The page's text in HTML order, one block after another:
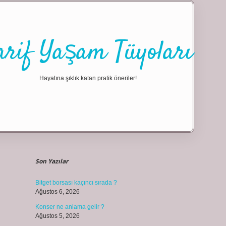
Yaşam Tüyoları
Hayatına şıklık katan pratik öneriler!
Son Yazılar
Bitget borsası kaçıncı sırada ?
Ağustos 6, 2026
Konser ne anlama gelir ?
Ağustos 5, 2026